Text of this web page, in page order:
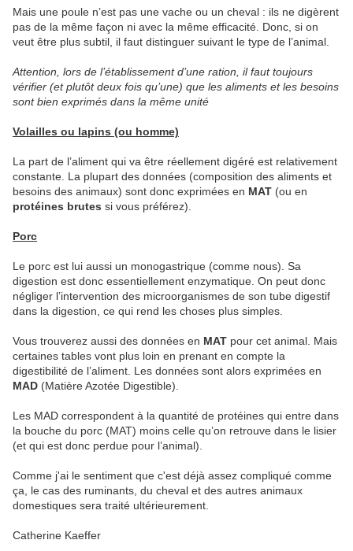
Mais une poule n’est pas une vache ou un cheval : ils ne digèrent
pas de la même façon ni avec la même efficacité. Donc, si on
veut être plus subtil, il faut distinguer suivant le type de l’animal.
Attention, lors de l’établissement d’une ration, il faut toujours
vérifier (et plutôt deux fois qu’une) que les aliments et les besoins
sont bien exprimés dans la même unité
Volailles ou lapins (ou homme)
La part de l’aliment qui va être réellement digéré est relativement
constante. La plupart des données (composition des aliments et
besoins des animaux) sont donc exprimées en MAT (ou en
protéines brutes si vous préférez).
Porc
Le porc est lui aussi un monogastrique (comme nous). Sa
digestion est donc essentiellement enzymatique. On peut donc
négliger l’intervention des microorganismes de son tube digestif
dans la digestion, ce qui rend les choses plus simples.
Vous trouverez aussi des données en MAT pour cet animal. Mais
certaines tables vont plus loin en prenant en compte la
digestibilité de l’aliment. Les données sont alors exprimées en
MAD (Matière Azotée Digestible).
Les MAD correspondent à la quantité de protéines qui entre dans
la bouche du porc (MAT) moins celle qu’on retrouve dans le lisier
(et qui est donc perdue pour l’animal).
Comme j'ai le sentiment que c'est déjà assez compliqué comme
ça, le cas des ruminants, du cheval et des autres animaux
domestiques sera traité ultérieurement.
Catherine Kaeffer